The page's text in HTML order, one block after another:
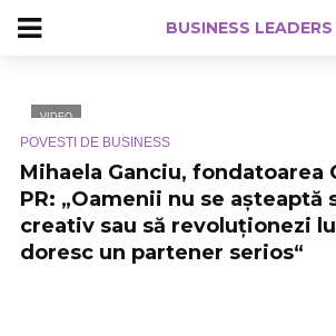
BUSINESS LEADERS
VIDEO
POVESTI DE BUSINESS
Mihaela Ganciu, fondatoarea
PR: „Oamenii nu se așteaptă
creativ sau să revoluționezi
doresc un partener serios“